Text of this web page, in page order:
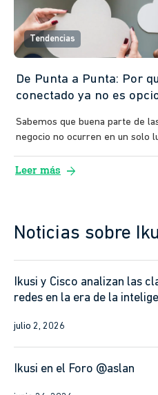
Tendencias
De Punta a Punta: Por
conectado ya no es
Sabemos que buena parte de
negocio no ocurren en un solo
Leer más arrow_forward
Noticias sobre
Ikusi y Cisco analizan las
redes en la era de la
julio 2, 2026
Ikusi en el Foro @aslan